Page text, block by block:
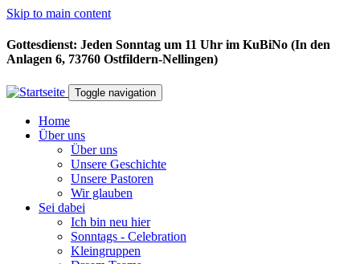
Skip to main content
Gottesdienst: Jeden Sonntag um 11 Uhr im KuBiNo (In den
Anlagen 6, 73760 Ostfildern-Nellingen)
Toggle navigation
Home
Über uns
Über uns
Unsere Geschichte
Unsere Pastoren
Wir glauben
Sei dabei
Ich bin neu hier
Sonntags - Celebration
Kleingruppen